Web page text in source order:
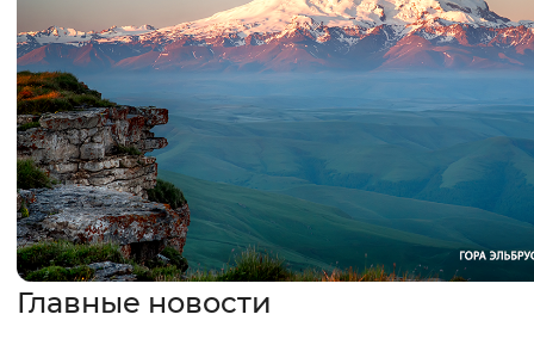
Цвет сайта
Монохромный Инверсивный
Синий фон
Изображения
Включены Выключены
Звуковой ассистент
Главные новости